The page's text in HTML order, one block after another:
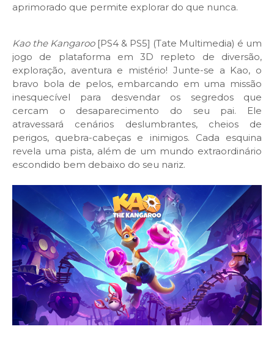
aprimorado que permite explorar do que nunca.
Kao the Kangaroo[PS4 & PS5] (Tate Multimedia) é um
jogo de plataforma em 3D repleto de diversão,
exploração, aventura e mistério! Junte-se a Kao, o
bravo bola de pelos, embarcando em uma missão
inesquecível para desvendar os segredos que
cercam o desaparecimento do seu pai. Ele
atravessará cenários deslumbrantes, cheios de
perigos, quebra-cabeças e inimigos. Cada esquina
revela uma pista, além de um mundo extraordinário
escondido bem debaixo do seu nariz.